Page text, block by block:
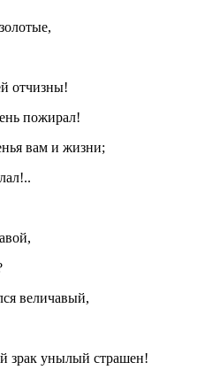
отчизны!
пожирал!
вам и жизни;
величавый,
зрак унылый страшен!